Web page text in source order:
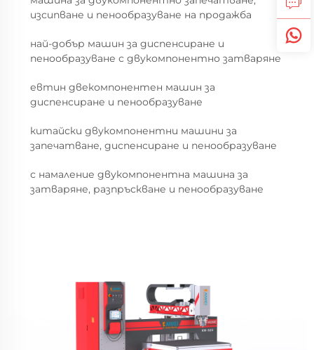
изсипване и пенообразуване на продажба
най-добър машин за диспенсиране и
пенообразуване с двукомпонентно затваряне
евтин двекомпонентен машин за
диспенсиране и пенообразуване
китайски двукомпонентни машини за
запечатване, диспенсиране и пенообразуване
с намаление двукомпонентна машина за
затваряне, разпръскване и пенообразуване